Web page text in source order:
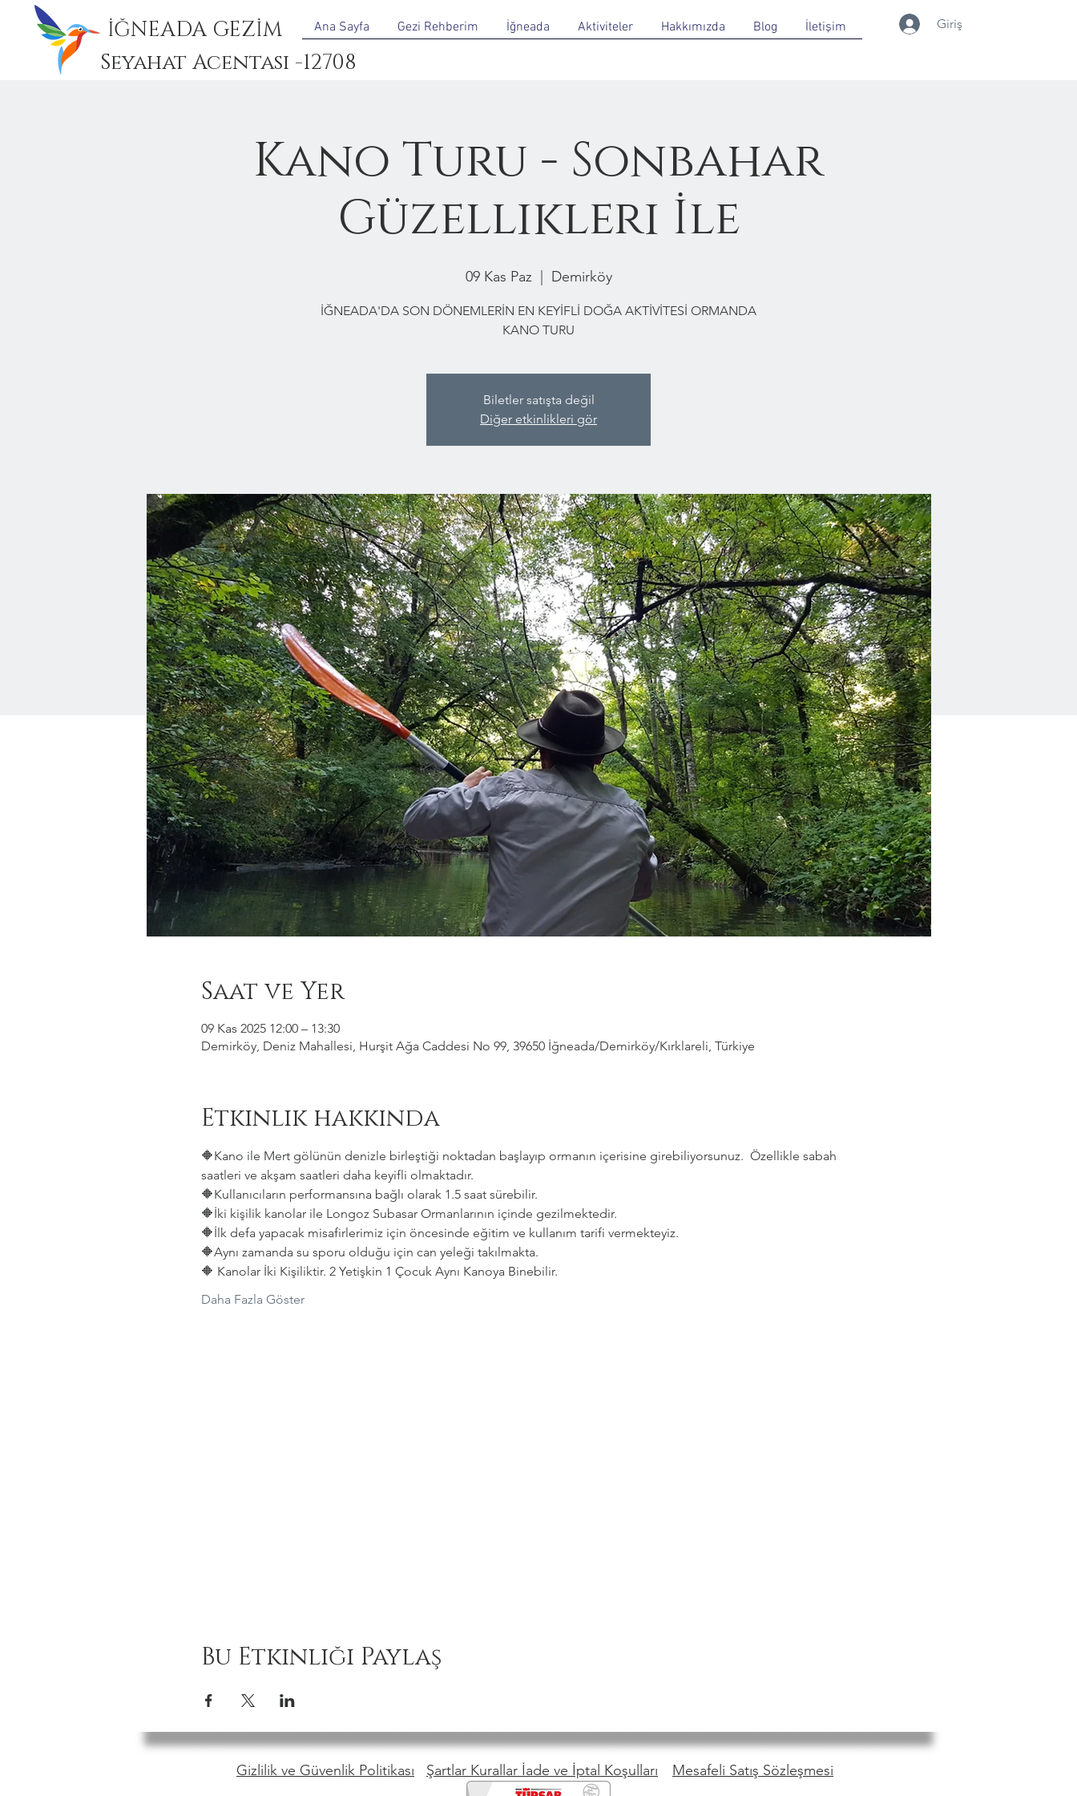
İĞNEADA GEZİM
Seyahat Acentası -12708
Ana Sayfa Gezi Rehberim İğneada Aktiviteler Hakkımızda Blog İletişim Giriş
Kano Turu - Sonbahar
Güzellikleri İle
09 Kas Paz
  |
Demirköy
İĞNEADA'DA SON DÖNEMLERİN EN KEYİFLİ DOĞA AKTİVİTESİ ORMANDA
KANO TURU
Biletler satışta değil
Diğer etkinlikleri gör
Saat ve Yer
09 Kas 2025 12:00 – 13:30
Demirköy, Deniz Mahallesi, Hurşit Ağa Caddesi No 99, 39650 İğneada/Demirköy/Kırklareli, Türkiye
Etkinlik hakkında
🔶Kano ile Mert gölünün denizle birleştiği noktadan başlayıp ormanın içerisine girebiliyorsunuz.  Özellikle sabah
saatleri ve akşam saatleri daha keyifli olmaktadır.
🔶Kullanıcıların performansına bağlı olarak 1.5 saat sürebilir.
🔶İki kişilik kanolar ile Longoz Subasar Ormanlarının içinde gezilmektedir.
🔶İlk defa yapacak misafirlerimiz için öncesinde eğitim ve kullanım tarifi vermekteyiz.
🔶Aynı zamanda su sporu olduğu için can yeleği takılmakta.
🔶 Kanolar İki Kişiliktir. 2 Yetişkin 1 Çocuk Aynı Kanoya Binebilir.
Daha Fazla Göster
Bu Etkinliği Paylaş
Gizlilik ve Güvenlik Politikası Şartlar Kurallar İade ve İptal Koşulları Mesafeli Satış Sözleşmesi